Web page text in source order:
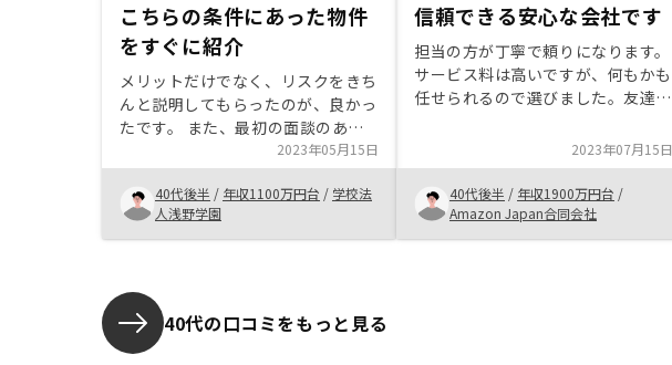
こちらの条件にあった物件
をすぐに紹介
メリットだけでなく、リスクをきち
んと説明してもらったのが、良かっ
たです。 また、最初の面談のあと
に、希望の条件にあった物件を4件
提示していただき、それぞれの特徴
を丁寧に説明してもらい、考える材
料をいただけたことです。管理プラ
ンの料金がもう少し安いといいなと
2023年05月15日
40代後半 / 年収1100万円台 / 学校法
人浅野学園
信頼できる安心な会社です
担当の方が丁寧で頼りになります。
サービス料は高いですが、何もかも
任せられるので選びました。友達に
対策と保険の代替として、少しずつ
物件を増やすつもりです。ありがと
うございました。
2023年07月15日
40代後半 / 年収1900万円台 /
Amazon Japan合同会社
40代の口コミをもっと見る